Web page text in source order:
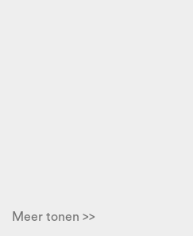
Meer tonen >>